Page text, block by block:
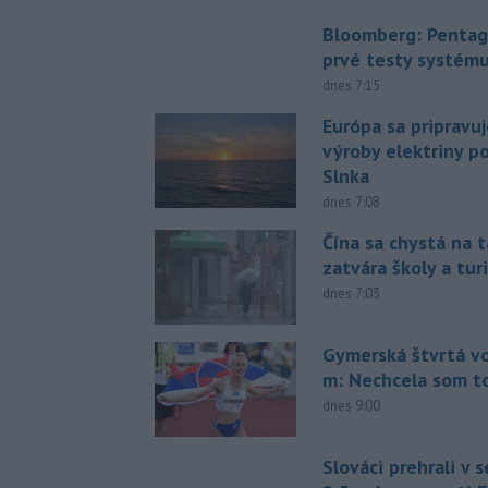
Bloomberg:
prvé testy
dnes 7:15
Európa sa
výroby elektriny
Slnka
dnes 7:08
Čína sa chystá na
zatvára školy a
dnes 7:03
Gymerská štvrtá
m: Nechcela som
dnes 9:00
Slováci prehrali v